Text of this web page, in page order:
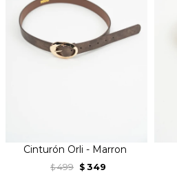
Cinturón Orli - Marron
$ 499 $ 349